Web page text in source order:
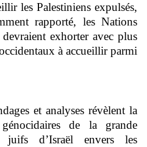
les Palestiniens expulsés,
rapporté, les Nations
exhorter avec plus
à accueillir parmi
et analyses révèlent la
de la grande
juifs d’Israël envers les